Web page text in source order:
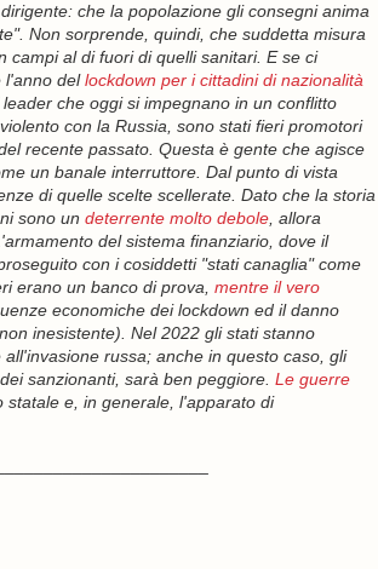
che la popolazione gli consegni anima
Non sorprende, quindi, che suddetta misura
campi al di fuori di quelli sanitari. E se ci
l'anno dellockdown per i cittadini di nazionalità
leader che oggi si impegnano in un conflitto
con la Russia, sono stati fieri promotori
recente passato. Questa è gente che agisce
un banale interruttore. Dal punto di vista
di quelle scelte scellerate. Dato che la storia
sono un deterrente molto debole, allora
del sistema finanziario, dove il
con i cosiddetti "stati canaglia" come
erano un banco di prova, mentre il vero
economiche dei lockdown ed il danno
inesistente). Nel 2022 gli stati stanno
russa; anche in questo caso, gli
sanzionanti, sarà ben peggiore. Le guerre
e, in generale, l'apparato di